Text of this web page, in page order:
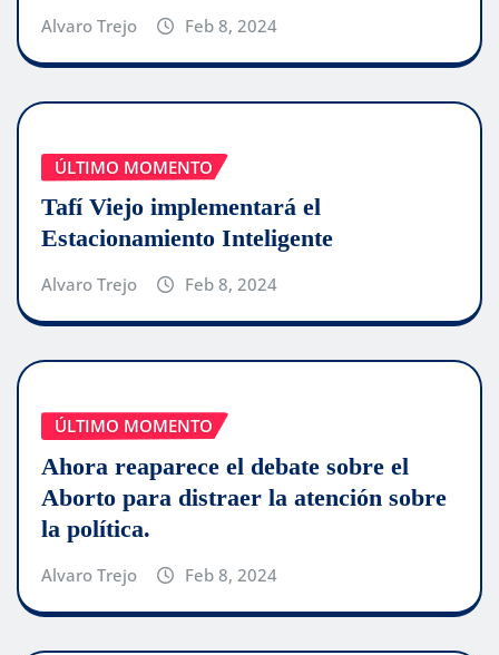
Alvaro Trejo Feb 8, 2024
ÚLTIMO MOMENTO
Tafí Viejo implementará el
Estacionamiento Inteligente
Alvaro Trejo Feb 8, 2024
ÚLTIMO MOMENTO
Ahora reaparece el debate sobre el
Aborto para distraer la atención sobre
la política.
Alvaro Trejo Feb 8, 2024